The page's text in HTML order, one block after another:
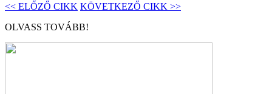
<< ELŐZŐ CIKK KÖVETKEZŐ CIKK >>
OLVASS TOVÁBB!